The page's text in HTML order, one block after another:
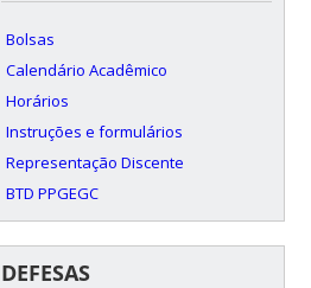
Bolsas
Calendário Acadêmico
Horários
Instruções e formulários
Representação Discente
BTD PPGEGC
DEFESAS